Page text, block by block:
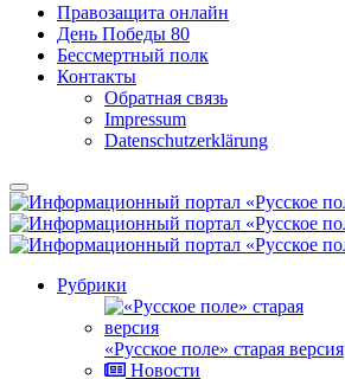
Правозащита онлайн
День Победы 80
Бессмертный полк
Контакты
Обратная связь
Impressum
Datenschutzerklärung
Рубрики
«Русское поле» старая версия
Новости